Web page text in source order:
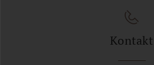
Kontakt